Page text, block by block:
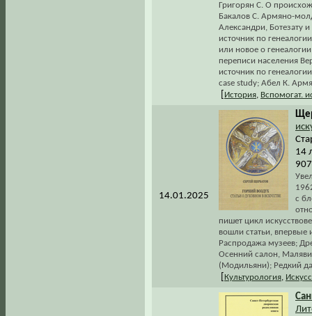
Григорян С. О
Бакалов С. Армяно-
Александри, Ботезату
источник по
или новое о
переписи населения
источник по
case study; Абел К.
История, Вспомогат.
14.01.2025
14
с
пишет цикл
вошли статьи, впервые
Распродажа музеев;
Осенний салон,
(Модильяни); Редкий
Культурология,